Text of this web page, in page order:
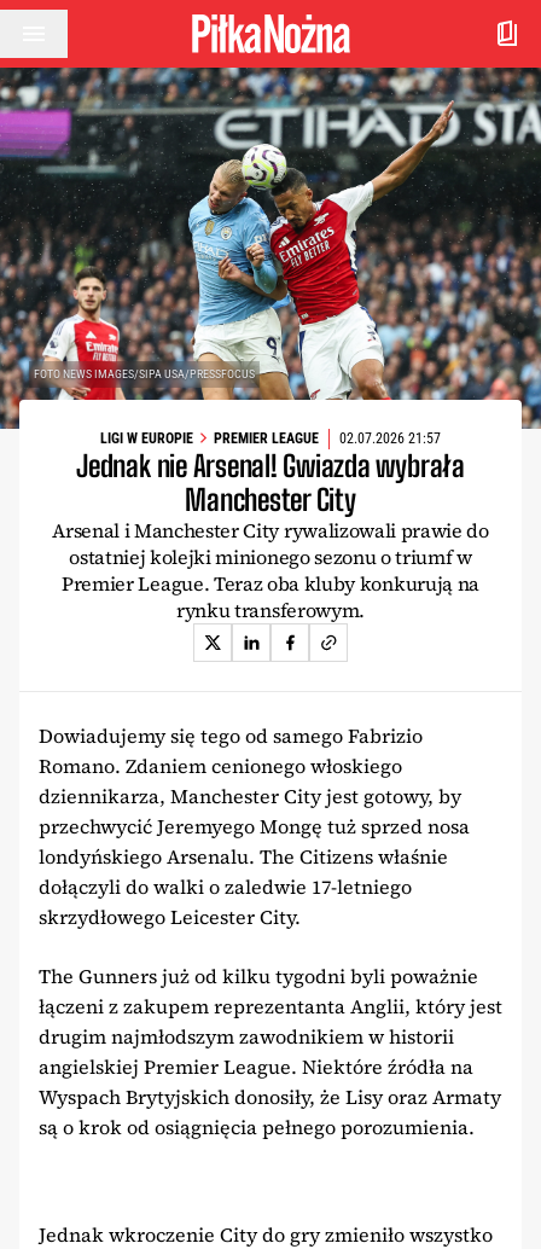
Przejdź do treści
FOTO NEWS IMAGES/SIPA USA/PRESSFOCUS
LIGI W EUROPIE PREMIER LEAGUE 02.07.2026 21:57
Jednak nie Arsenal! Gwiazda wybrała
Manchester City
Arsenal i Manchester City rywalizowali prawie do
ostatniej kolejki minionego sezonu o triumf w
Premier League. Teraz oba kluby konkurują na
rynku transferowym.
Dowiadujemy się tego od samego Fabrizio
Romano. Zdaniem cenionego włoskiego
dziennikarza, Manchester City jest gotowy, by
przechwycić Jeremyego Mongę tuż sprzed nosa
londyńskiego Arsenalu. The Citizens właśnie
dołączyli do walki o zaledwie 17-letniego
skrzydłowego Leicester City.
The Gunners już od kilku tygodni byli poważnie
łączeni z zakupem reprezentanta Anglii, który jest
drugim najmłodszym zawodnikiem w historii
angielskiej Premier League. Niektóre źródła na
Wyspach Brytyjskich donosiły, że Lisy oraz Armaty
są o krok od osiągnięcia pełnego porozumienia.
Jednak wkroczenie City do gry zmieniło wszystko